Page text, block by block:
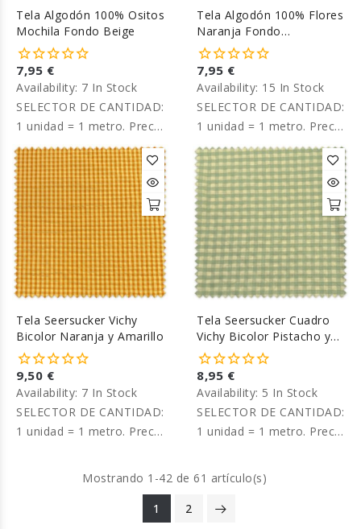
Tela Algodón 100% Ositos
Mochila Fondo Beige
7,95 €
Availability: 7 In Stock
SELECTOR DE CANTIDAD:
1 unidad = 1 metro. Precio
por metro.
Tela Algodón 100% Flores
Naranja Fondo
Mantequilla
7,95 €
Availability: 15 In Stock
SELECTOR DE CANTIDAD:
1 unidad = 1 metro. Precio
por metro.
Tela Seersucker Vichy
Bicolor Naranja y Amarillo
9,50 €
Availability: 7 In Stock
SELECTOR DE CANTIDAD:
1 unidad = 1 metro. Precio
Tela Seersucker Cuadro
Vichy Bicolor Pistacho y
Verde
8,95 €
Availability: 5 In Stock
SELECTOR DE CANTIDAD:
1 unidad = 1 metro. Precio
Mostrando 1-42 de 61 artículo(s)
1
2